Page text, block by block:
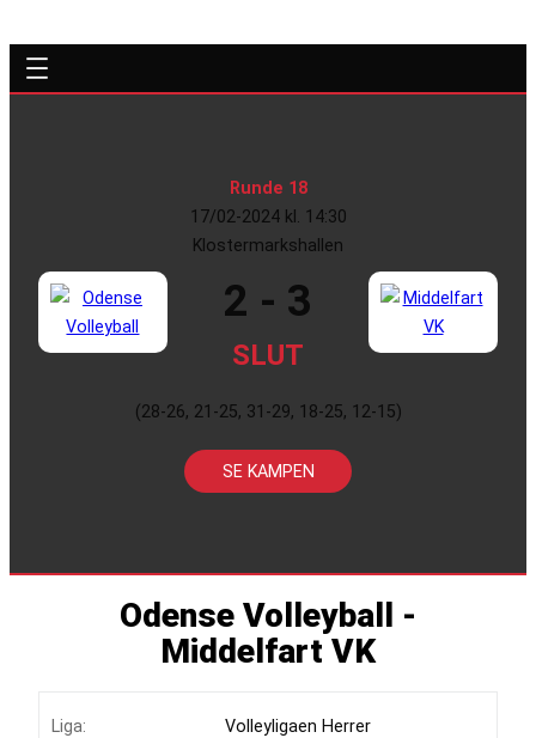
Runde 18
17/02-2024 kl. 14:30
Klostermarkshallen
2 - 3
SLUT
(28-26, 21-25, 31-29, 18-25, 12-15)
SE KAMPEN
Odense Volleyball -
Middelfart VK
Liga: Volleyligaen Herrer